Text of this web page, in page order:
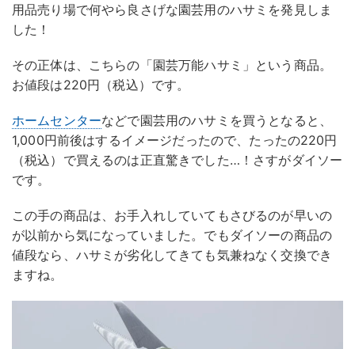
用品売り場で何やら良さげな園芸用のハサミを発見しま
した！
その正体は、こちらの「園芸万能ハサミ」という商品。
お値段は220円（税込）です。
ホームセンターなどで園芸用のハサミを買うとなると、
1,000円前後はするイメージだったので、たったの220円
（税込）で買えるのは正直驚きでした…！さすがダイソー
です。
この手の商品は、お手入れしていてもさびるのが早いの
が以前から気になっていました。でもダイソーの商品の
値段なら、ハサミが劣化してきても気兼ねなく交換でき
ますね。